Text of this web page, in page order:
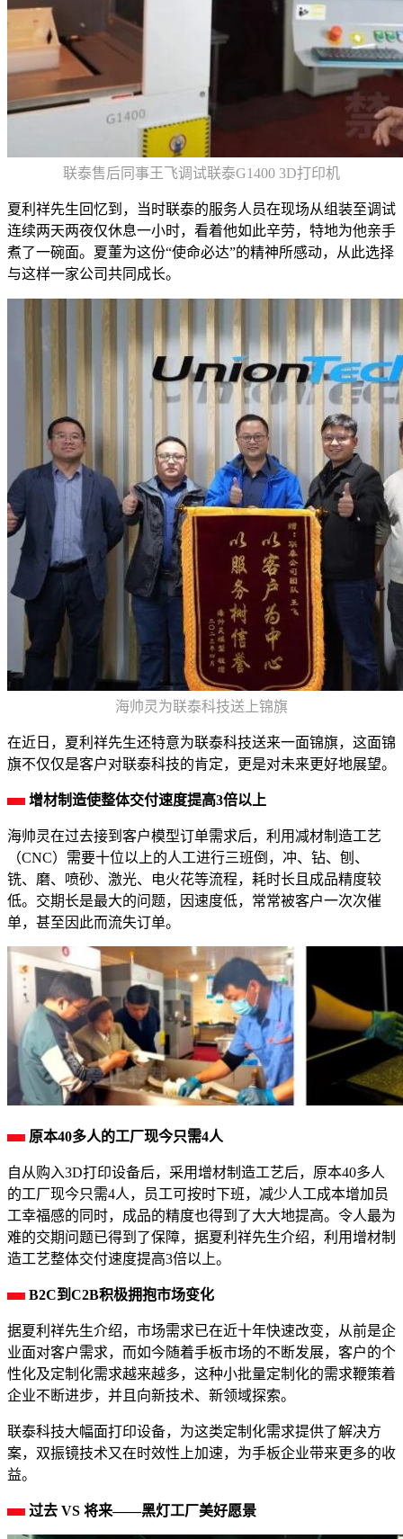
联泰售后同事王飞调试联泰G1400 3D打印机
夏利祥先生回忆到，当时联泰的服务人员在现场从组装至调试
连续两天两夜仅休息一小时，看着他如此辛劳，特地为他亲手
煮了一碗面。夏董为这份“使命必达”的精神所感动，从此选择
与这样一家公司共同成长。
海帅灵为联泰科技送上锦旗
在近日，夏利祥先生还特意为联泰科技送来一面锦旗，这面锦
旗不仅仅是客户对联泰科技的肯定，更是对未来更好地展望。
增材制造使整体交付速度提高3倍以上
海帅灵在过去接到客户模型订单需求后，利用减材制造工艺
（CNC）需要十位以上的人工进行三班倒，冲、钻、刨、
铣、磨、喷砂、激光、电火花等流程，耗时长且成品精度较
低。交期长是最大的问题，因速度低，常常被客户一次次催
单，甚至因此而流失订单。
原本40多人的工厂现今只需4人
自从购入3D打印设备后，采用增材制造工艺后，原本40多人
的工厂现今只需4人，员工可按时下班，减少人工成本增加员
工幸福感的同时，成品的精度也得到了大大地提高。令人最为
难的交期问题已得到了保障，据夏利祥先生介绍，利用增材制
造工艺整体交付速度提高3倍以上。
B2C到C2B积极拥抱市场变化
据夏利祥先生介绍，市场需求已在近十年快速改变，从前是企
业面对客户需求，而如今随着手板市场的不断发展，客户的个
性化及定制化需求越来越多，这种小批量定制化的需求鞭策着
企业不断进步，并且向新技术、新领域探索。
联泰科技大幅面打印设备，为这类定制化需求提供了解决方
案，双振镜技术又在时效性上加速，为手板企业带来更多的收
益。
过去 VS 将来——黑灯工厂美好愿景